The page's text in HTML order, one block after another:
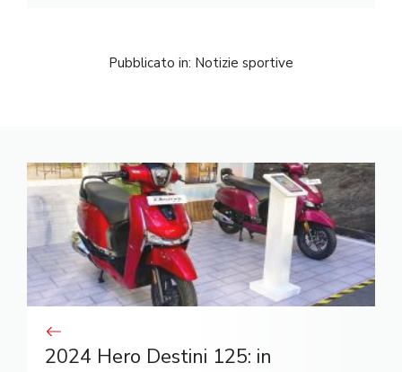
Pubblicato in: Notizie sportive
2024 Hero Destini 125: in